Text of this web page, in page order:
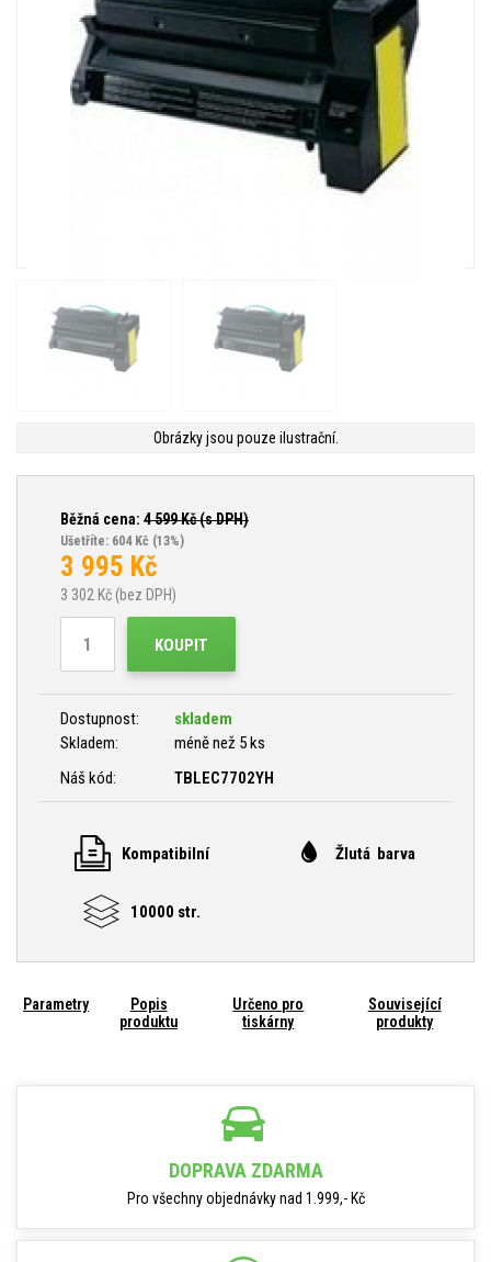
Obrázky jsou pouze ilustrační.
Běžná cena: 4 599Kč (s DPH)
Ušetříte: 604 Kč (13%)
3 995 Kč
3 302 Kč (bez DPH)
KOUPIT
Dostupnost:
skladem
Skladem:
méně než 5 ks
Náš kód:
TBLEC7702YH
Kompatibilní Žlutá barva
10000 str.
Parametry
Popis
produktu
Určeno pro
tiskárny
Související
produkty
DOPRAVA ZDARMA
Pro všechny objednávky nad 1.999,- Kč